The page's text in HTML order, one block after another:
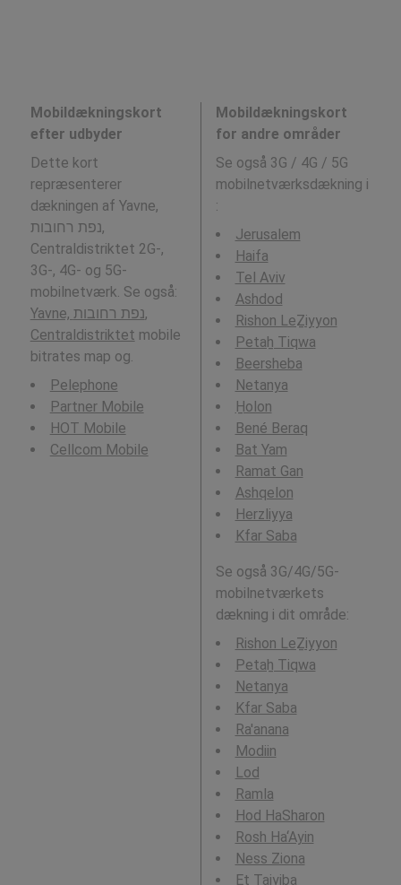
Mobildækningskort
efter udbyder
Dette kort
repræsenterer
dækningen af Yavne,
נפת רחובות,
Centraldistriktet 2G-,
3G-, 4G- og 5G-
mobilnetværk. Se også:
Yavne, נפת רחובות,
Centraldistriktet mobile
bitrates map og.
Pelephone
Partner Mobile
HOT Mobile
Cellcom Mobile
Mobildækningskort
for andre områder
Se også 3G / 4G / 5G
mobilnetværksdækning i
:
Jerusalem
Haifa
Tel Aviv
Ashdod
Rishon LeẔiyyon
Petaẖ Tiqwa
Beersheba
Netanya
H̱olon
Bené Beraq
Bat Yam
Ramat Gan
Ashqelon
Herzliyya
Kfar Saba
Se også 3G/4G/5G-
mobilnetværkets
dækning i dit område:
Rishon LeẔiyyon
Petaẖ Tiqwa
Netanya
Kfar Saba
Ra'anana
Modiin
Lod
Ramla
Hod HaSharon
Rosh Ha‘Ayin
Ness Ziona
Eṭ Ṭaiyiba